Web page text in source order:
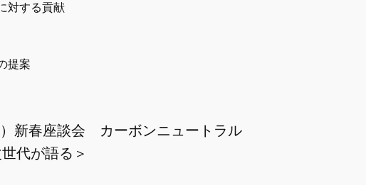
対する貢献
提案
新春座談会 カーボンニュートラル
代が語る＞